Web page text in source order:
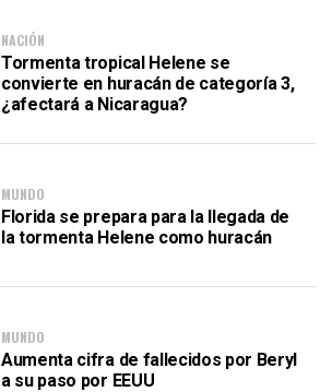
NACIÓN
Tormenta tropical Helene se
convierte en huracán de categoría 3,
¿afectará a Nicaragua?
MUNDO
Florida se prepara para la llegada de
la tormenta Helene como huracán
MUNDO
Aumenta cifra de fallecidos por Beryl
a su paso por EEUU